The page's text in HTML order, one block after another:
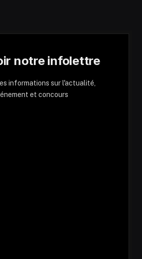
notre infolettre
informations sur l'actualité,
et concours